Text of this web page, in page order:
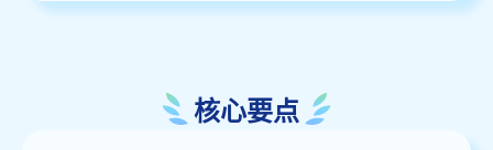
核心要点